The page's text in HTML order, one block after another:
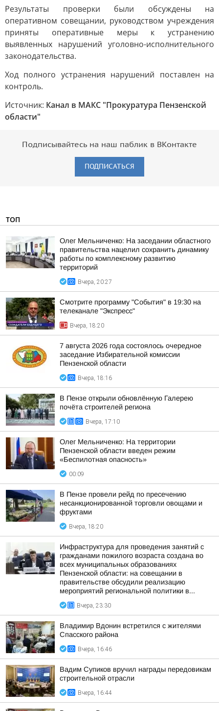
Результаты проверки были обсуждены на
оперативном совещании, руководством учреждения
приняты оперативные меры к устранению
выявленных нарушений уголовно-исполнительного
законодательства.
Ход полного устранения нарушений поставлен на
контроль.
Источник: Канал в МАКС "Прокуратура Пензенской
области"
Подписывайтесь на наш паблик в ВКонтакте
ПОДПИСАТЬСЯ
ТОП
Олег Мельниченко: На заседании областного
правительства нацелил сохранить динамику
работы по комплексному развитию
территорий
Вчера, 20:27
Смотрите программу "События" в 19:30 на
телеканале "Экспресс"
Вчера, 18:20
7 августа 2026 года состоялось очередное
заседание Избирательной комиссии
Пензенской области
Вчера, 18:16
В Пензе открыли обновлённую Галерею
почёта строителей региона
Вчера, 17:10
Олег Мельниченко: На территории
Пензенской области введен режим
«Беспилотная опасность»
00:09
В Пензе провели рейд по пресечению
несанкционированной торговли овощами и
фруктами
Вчера, 18:20
Инфраструктура для проведения занятий с
гражданами пожилого возраста создана во
всех муниципальных образованиях
Пензенской области: на совещании в
правительстве обсудили реализацию
мероприятий региональной политики в...
Вчера, 23:30
Владимир Вдонин встретился с жителями
Спасского района
Вчера, 16:46
Вадим Супиков вручил награды передовикам
строительной отрасли
Вчера, 16:44